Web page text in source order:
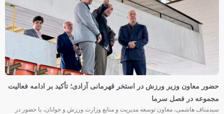
حضور معاون وزیر ورزش در استخر قهرمانی آزادی؛ تأکید بر ادامه فعالیت
مجموعه در فصل سرما
سیدمناف هاشمی، معاون توسعه مدیریت و منابع وزارت ورزش و جوانان، با حضور در